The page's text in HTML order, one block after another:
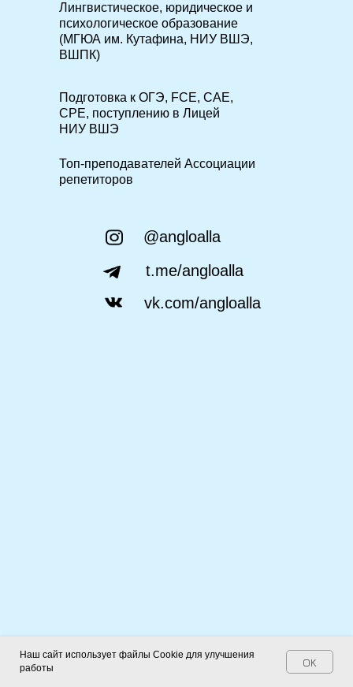
Лингвистическое, юридическое и
психологическое образование
(МГЮА им. Кутафина, НИУ ВШЭ,
ВШПК)
@angloalla
vk.com/angloalla
t.me/angloalla
Подготовка к ОГЭ, FCE, CAE,
CPE, поступлению в Лицей
НИУ ВШЭ
Топ-преподавателей Ассоциации
репетиторов
Наш сайт использует файлы Cookie для улучшения
работы
OK